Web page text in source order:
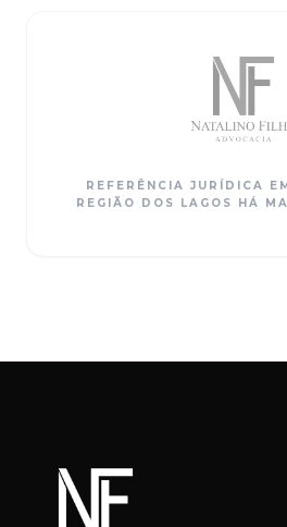
REFERÊNCIA JURÍDICA
REGIÃO DOS LAGOS HÁ